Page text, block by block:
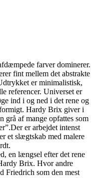
farver dominerer.
fint mellem det abstrakte
er minimalistisk,
referencer. Universet er
ind i og ned i det rene og
Hardy Brix giver i
grå af mange opfattes som
er arbejdet intenst
et slægtskab med malere
en længsel efter det rene
Brix. Hvor andre
Friedrich som den mest